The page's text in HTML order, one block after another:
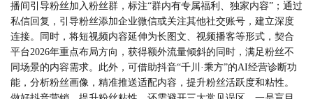
播间引导粉丝加入粉丝群，标注“群内有专属福利、独家内容”；通过
私信回复，引导粉丝添加企业微信或关注其他社交账号，建立深度
连接。同时，将短视频内容延伸为长图文、视频播客等形式，契合
平台2026年重点布局方向，获得额外流量倾斜的同时，满足粉丝不
同场景的内容需求。此外，可借助抖音“千川·乘方”的AI经营诊断功
能，分析粉丝画像，精准推送适配内容，提升粉丝活跃度和粘性。